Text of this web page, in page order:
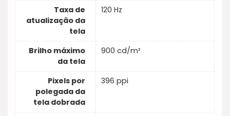
Taxa de
atualização da
tela
120 Hz
Brilho máximo
da tela
900 cd/m²
Pixels por
polegada da
tela dobrada
396 ppi